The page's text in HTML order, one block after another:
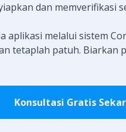
dan memverifikasi
aplikasi melalui sistem
tetaplah patuh. Biarkan
Konsultasi Gratis